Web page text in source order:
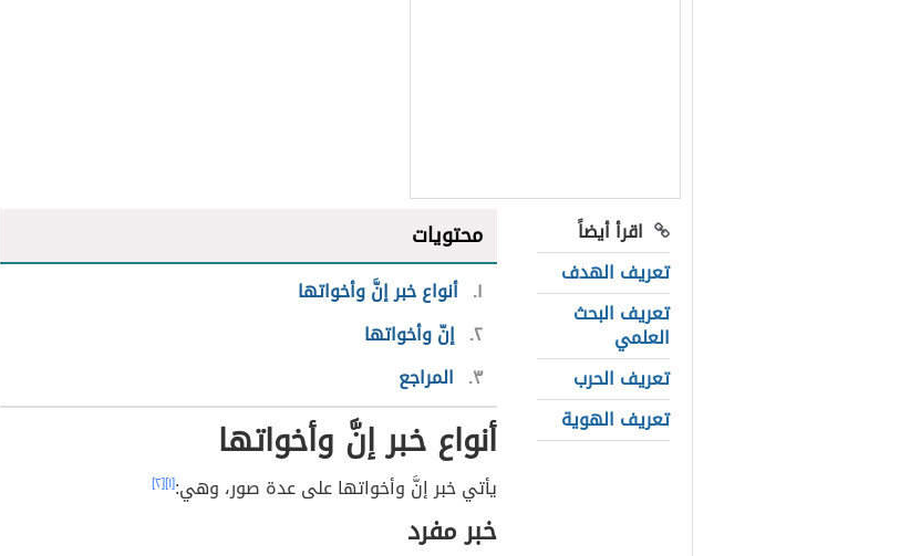
اقرأ أيضاً
تعريف الهدف
تعريف البحث
العلمي
تعريف الحرب
تعريف الهوية
محتويات
١ أنواع خبر إنَّ وأخواتها
٢ إنّ وأخواتها
٣ المراجع
أنواع خبر إنَّ وأخواتها
يأتي خبر إنَّ وأخواتها على عدة صور، وهي:[١] [٢]
خبر مفرد